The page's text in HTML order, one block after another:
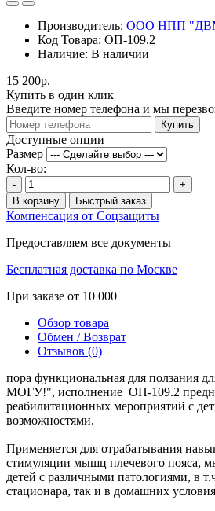
Производитель: ООО НПП
Код Товара: ОП-109.2
Наличие: В наличии
15 200р.
Купить в один клик
Введите номер телефона и мы
Купить
Доступные опции
Размер
Кол-во:
-
+
В корзину
Быстрый заказ
Компенсация от Соцзащиты
Предоставляем все документы
Бесплатная доставка по Москве
При заказе от 10 000
Обзор товара
Обмен / Возврат
Отзывов (0)
пора функциональная для ползания
МОГУ!", исполнение ОП-109.2
реабилитационных мероприятий с
возможностями.
Применяется для отрабатывания
стимуляции мышц плечевого пояса,
детей с различными патологиями, в
стационара, так и в домашних